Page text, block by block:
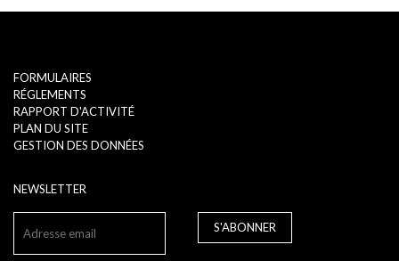
FORMULAIRES
RÉGLEMENTS
RAPPORT D'ACTIVITÉ
PLAN DU SITE
GESTION DES DONNÉES
NEWSLETTER
S'ABONNER